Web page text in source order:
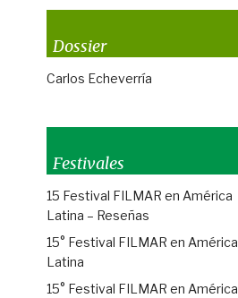
Dossier
Carlos Echeverría
Festivales
15 Festival FILMAR en América
Latina – Reseñas
15° Festival FILMAR en América
Latina
15° Festival FILMAR en América